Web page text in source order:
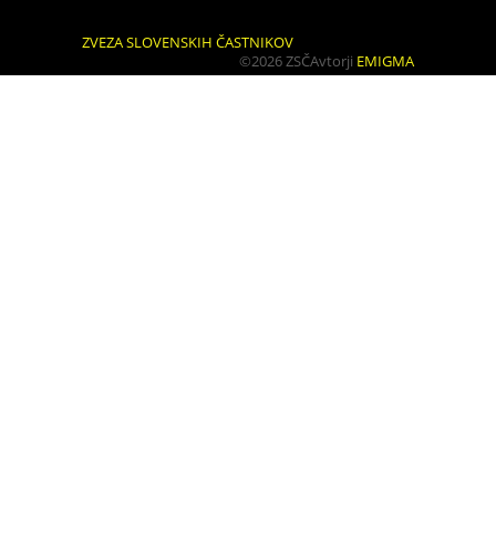
ZVEZA SLOVENSKIH ČASTNIKOV
©2026 ZSČAvtorji EMIGMA